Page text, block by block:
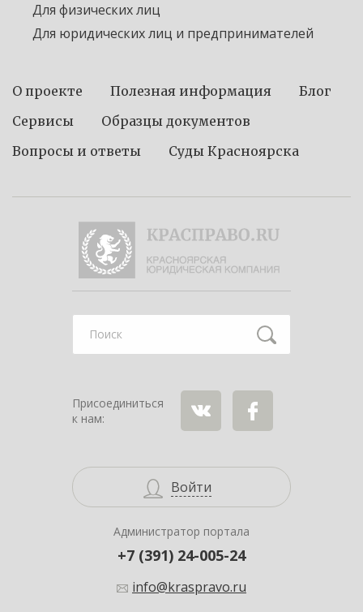
Для физических лиц
Для юридических лиц и предпринимателей
О проекте Полезная информация
Блог
Сервисы
Образцы документов
Вопросы и ответы
Суды Красноярска
Присоединиться
к нам:
Войти
Администратор портала
+7 (391) 24-005-24
info@kraspravo.ru